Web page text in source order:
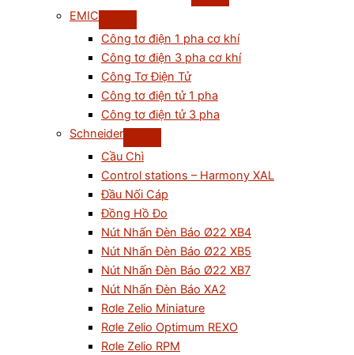
EMIC
Công tơ điện 1 pha cơ khí
Công tơ điện 3 pha cơ khí
Công Tơ Điện Tử
Công tơ điện tử 1 pha
Công tơ điện tử 3 pha
Schneider
Cầu Chì
Control stations – Harmony XAL
Đầu Nối Cáp
Đồng Hồ Đo
Nút Nhấn Đèn Báo Ø22 XB4
Nút Nhấn Đèn Báo Ø22 XB5
Nút Nhấn Đèn Báo Ø22 XB7
Nút Nhấn Đèn Báo XA2
Rơle Zelio Miniature
Rơle Zelio Optimum REXO
Rơle Zelio RPM